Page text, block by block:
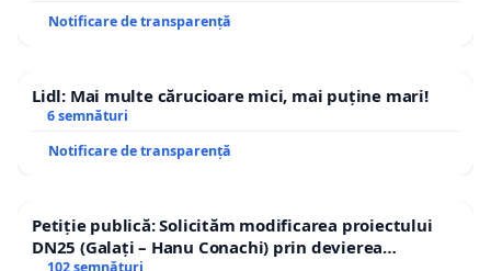
Notificare de transparență
Lidl: Mai multe cărucioare mici, mai puține mari!
6 semnături
Notificare de transparență
Petiție publică: Solicităm modificarea proiectului
DN25 (Galați – Hanu Conachi) prin devierea
102 semnături